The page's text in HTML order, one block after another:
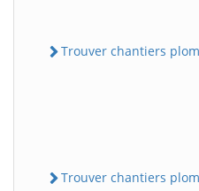
Trouver chantiers
Trouver chantiers